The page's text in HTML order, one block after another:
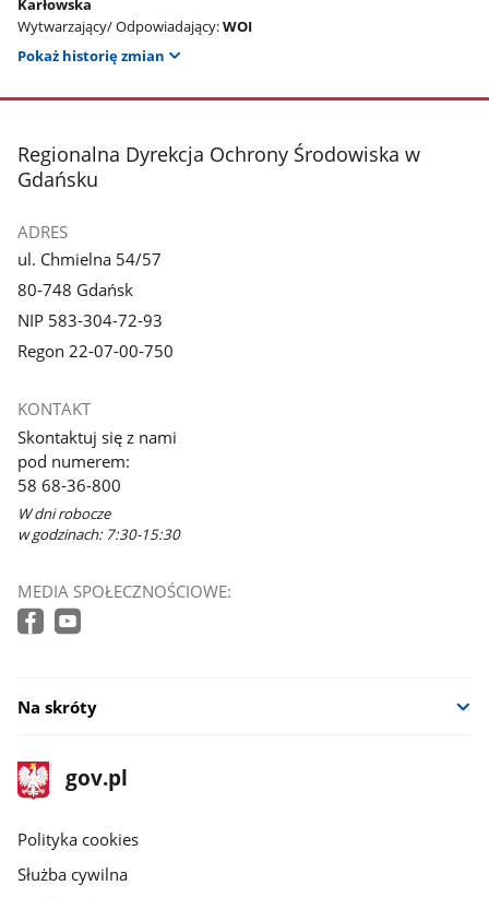
Karłowska
Wytwarzający/ Odpowiadający:WOI
Pokaż historię zmian
stopka
Regionalna Dyrekcja Ochrony Środowiska w
Gdańsku
ADRES
ul. Chmielna 54/57
80-748 Gdańsk
NIP 583-304-72-93
Regon 22-07-00-750
KONTAKT
Skontaktuj się z nami
pod numerem:
58 68-36-800
W dni robocze
w godzinach: 7:30-15:30
MEDIA SPOŁECZNOŚCIOWE:
Na skróty
stopka
gov.pl
Strona
gov.pl
gov.pl
Polityka cookies
Służba cywilna